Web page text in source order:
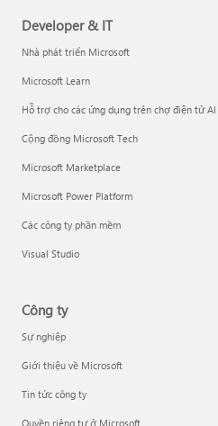
Developer & IT
Nhà phát triển Microsoft
Microsoft Learn
Hỗ trợ cho các ứng dụng trên chợ điện tử AI
Cộng đồng Microsoft Tech
Microsoft Marketplace
Microsoft Power Platform
Các công ty phần mềm
Visual Studio
Công ty
Sự nghiệp
Giới thiệu về Microsoft
Tin tức công ty
Quyền riêng tư ở Microsoft